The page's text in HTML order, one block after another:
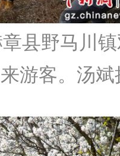
县野马川
游客。汤斌